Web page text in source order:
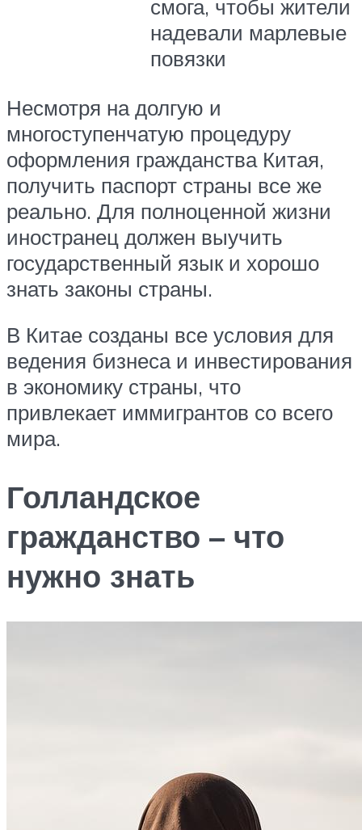
смога, чтобы жители
надевали марлевые
повязки
Несмотря на долгую и
многоступенчатую процедуру
оформления гражданства Китая,
получить паспорт страны все же
реально. Для полноценной жизни
иностранец должен выучить
государственный язык и хорошо
знать законы страны.
В Китае созданы все условия для
ведения бизнеса и инвестирования
в экономику страны, что
привлекает иммигрантов со всего
мира.
Голландское
гражданство – что
нужно знать